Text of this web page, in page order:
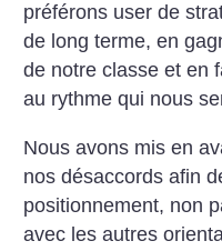
préférons user de
de long terme, en
de notre classe et en
au rythme qui nous
Nous avons mis en
nos désaccords afin
positionnement, non
avec les autres